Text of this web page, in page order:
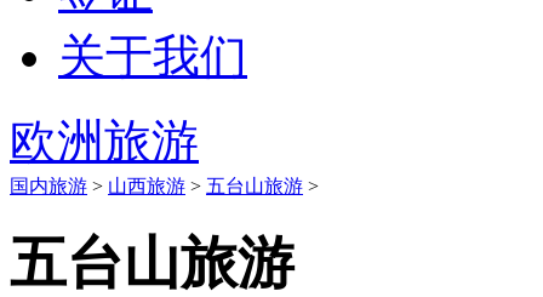
关于我们
欧洲旅游
国内旅游 > 山西旅游 > 五台山旅游 >
五台山旅游